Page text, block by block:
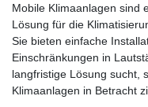
Mobile Klimaanlagen sind
Lösung für die
Sie bieten einfache
Einschränkungen in
langfristige Lösung sucht,
Klimaanlagen in Betracht